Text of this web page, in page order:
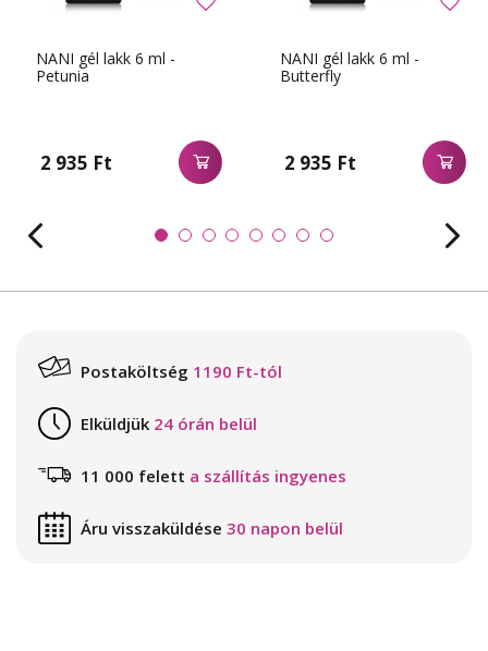
NANI gél lakk 6 ml -
Petunia
2 935 Ft
NANI gél lakk 6 ml -
Butterfly
2 935 Ft
Postaköltség 1190 Ft-tól
Elküldjük 24 órán belül
11 000 felett a szállítás ingyenes
Áru visszaküldése 30 napon belül